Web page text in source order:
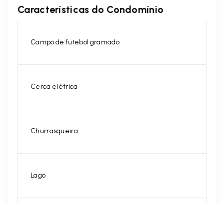
Características do Condomínio
Campo de futebol gramado
Cerca elétrica
Churrasqueira
Lago